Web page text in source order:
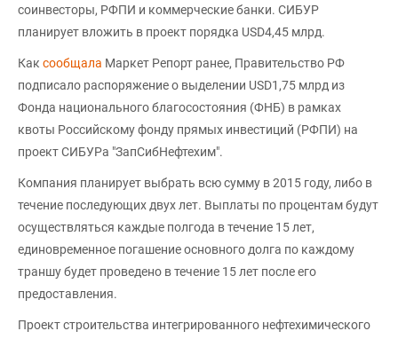
соинвесторы, РФПИ и коммерческие банки. СИБУР
планирует вложить в проект порядка USD4,45 млрд.
Как сообщала Маркет Репорт ранее, Правительство РФ
подписало распоряжение о выделении USD1,75 млрд из
Фонда национального благосостояния (ФНБ) в рамках
квоты Российскому фонду прямых инвестиций (РФПИ) на
проект СИБУРа "ЗапСибНефтехим".
Компания планирует выбрать всю сумму в 2015 году, либо в
течение последующих двух лет. Выплаты по процентам будут
осуществляться каждые полгода в течение 15 лет,
единовременное погашение основного долга по каждому
траншу будет проведено в течение 15 лет после его
предоставления.
Проект строительства интегрированного нефтехимического